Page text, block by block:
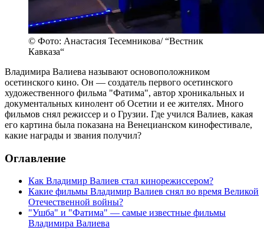
© Фото: Анастасия Тесемникова/ “Вестник
Кавказа“
Владимира Валиева называют основоположником
осетинского кино. Он — создатель первого осетинского
художественного фильма "Фатима", автор хроникальных и
документальных кинолент об Осетии и ее жителях. Много
фильмов снял режиссер и о Грузии. Где учился Валиев, какая
его картина была показана на Венецианском кинофестивале,
какие награды и звания получил?
Оглавление
Как Владимир Валиев стал кинорежиссером?
Какие фильмы Владимир Валиев снял во время Великой
Отечественной войны?
"Ушба" и "Фатима" — самые известные фильмы
Владимира Валиева